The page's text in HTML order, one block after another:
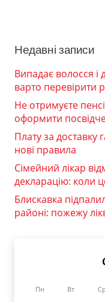
Недавні записи
Випадає волосся і
варто перевірити
Не отримуєте
оформити
Плату за доставку
нові правила
Сімейний лікар
декларацію: коли
Блискавка
районі: пожежу
Пн Вт Ср